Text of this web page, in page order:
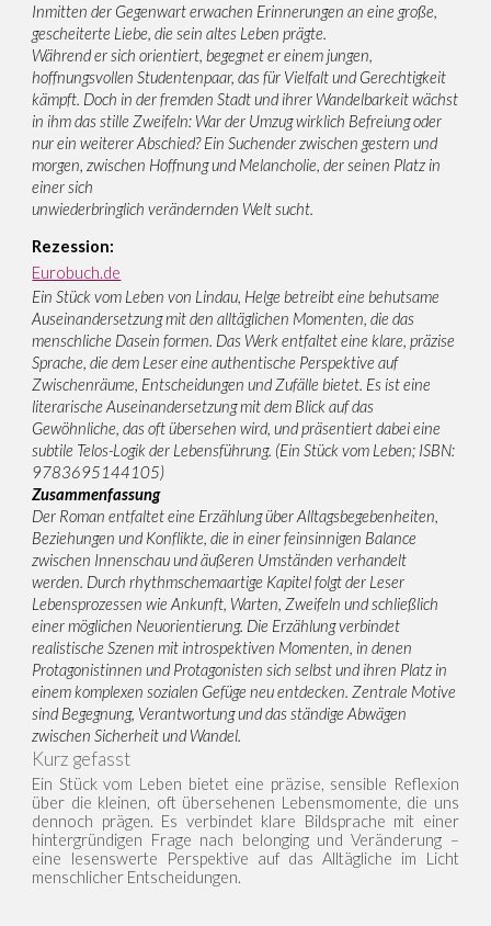
Inmitten der Gegenwart erwachen Erinnerungen an eine große,
gescheiterte Liebe, die sein altes Leben prägte.
Während er sich orientiert, begegnet er einem jungen,
hoffnungsvollen Studentenpaar, das für Vielfalt und Gerechtigkeit
kämpft. Doch in der fremden Stadt und ihrer Wandelbarkeit wächst
in ihm das stille Zweifeln: War der Umzug wirklich Befreiung oder
nur ein weiterer Abschied? Ein Suchender zwischen gestern und
morgen, zwischen Hoffnung und Melancholie, der seinen Platz in
einer sich
unwiederbringlich verändernden Welt sucht.
Rezession:
Eurobuch.de
Ein Stück vom Leben von Lindau, Helge betreibt eine behutsame
Auseinandersetzung mit den alltäglichen Momenten, die das
menschliche Dasein formen. Das Werk entfaltet eine klare, präzise
Sprache, die dem Leser eine authentische Perspektive auf
Zwischenräume, Entscheidungen und Zufälle bietet. Es ist eine
literarische Auseinandersetzung mit dem Blick auf das
Gewöhnliche, das oft übersehen wird, und präsentiert dabei eine
subtile Telos-Logik der Lebensführung. (Ein Stück vom Leben; ISBN:
9783695144105)
Zusammenfassung
Der Roman entfaltet eine Erzählung über Alltagsbegebenheiten,
Beziehungen und Konflikte, die in einer feinsinnigen Balance
zwischen Innenschau und äußeren Umständen verhandelt
werden. Durch rhythmschemaartige Kapitel folgt der Leser
Lebensprozessen wie Ankunft, Warten, Zweifeln und schließlich
einer möglichen Neuorientierung. Die Erzählung verbindet
realistische Szenen mit introspektiven Momenten, in denen
Protagonistinnen und Protagonisten sich selbst und ihren Platz in
einem komplexen sozialen Gefüge neu entdecken. Zentrale Motive
sind Begegnung, Verantwortung und das ständige Abwägen
zwischen Sicherheit und Wandel.
Kurz gefasst
Ein Stück vom Leben bietet eine präzise, sensible Reflexion
über die kleinen, oft übersehenen Lebensmomente, die uns
dennoch prägen. Es verbindet klare Bildsprache mit einer
hintergründigen Frage nach belonging und Veränderung –
eine lesenswerte Perspektive auf das Alltägliche im Licht
menschlicher Entscheidungen.